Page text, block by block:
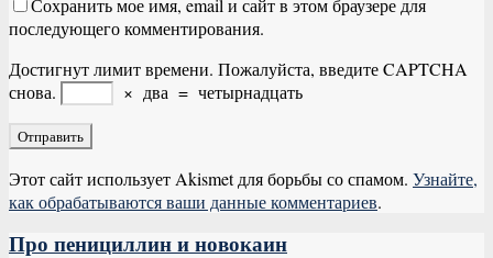
последующего комментирования.
Достигнут лимит времени. Пожалуйста, введите CAPTCHA
снова.
× два = четырнадцать
Этот сайт использует Akismet для борьбы со спамом. Узнайте,
как обрабатываются ваши данные комментариев.
Про пенициллин и новокаин